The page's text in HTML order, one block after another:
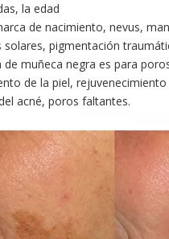
la edad
de nacimiento, nevus,
solares, pigmentación
de muñeca negra es para
de la piel,
acné, poros faltantes.